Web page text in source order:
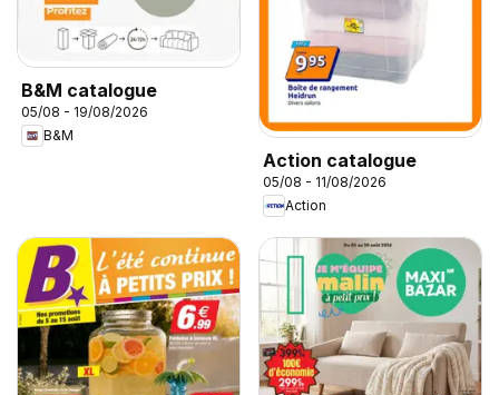
B&M catalogue
05/08 - 19/08/2026
B&M
Action catalogue
05/08 - 11/08/2026
Action